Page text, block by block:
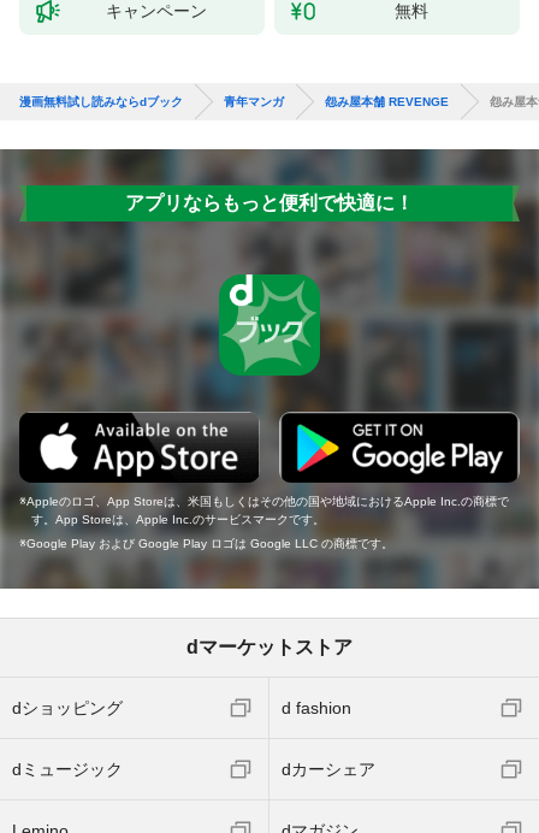
キャンペーン 無料
漫画無料試し読みならdブック 青年マンガ 怨み屋本舗 REVENGE 怨み屋
アプリならもっと便利で快適に！
Appleのロゴ、App Storeは、米国もしくはその他の国や地域におけるApple Inc.の商標で
す。App Storeは、Apple Inc.のサービスマークです。
Google Play および Google Play ロゴは Google LLC の商標です。
dマーケットストア
dショッピング d fashion
dミュージック dカーシェア